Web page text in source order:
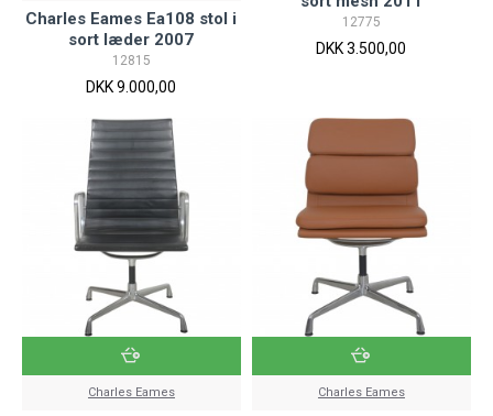
Charles Eames Ea108 stol i
sort læder 2007
12815
DKK 9.000,00
12775
DKK 3.500,00
Charles Eames Charles Eames